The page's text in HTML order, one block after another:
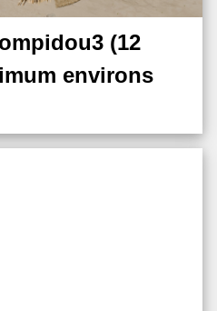
(12
environs